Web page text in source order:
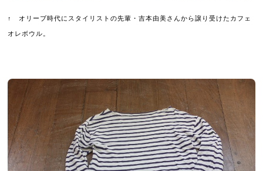
↑ オリーブ時代にスタイリストの先輩・吉本由美さんから譲り受けたカフェ
オレボウル。